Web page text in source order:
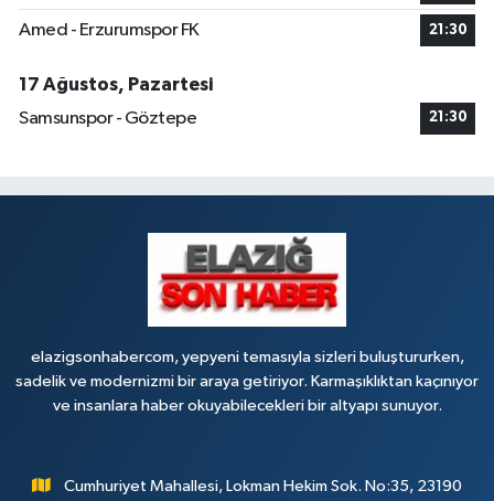
Çaydaçıra Mahallesi, Adnan Kahveci Caddesi, No:29 Merkez Elazığ
Amed - Erzurumspor FK 21:30
17 Ağustos, Pazartesi
Samsunspor - Göztepe
21:30
elazigsonhabercom, yepyeni temasıyla sizleri buluştururken,
sadelik ve modernizmi bir araya getiriyor. Karmaşıklıktan kaçınıyor
ve insanlara haber okuyabilecekleri bir altyapı sunuyor.
Cumhuriyet Mahallesi, Lokman Hekim Sok. No:35, 23190